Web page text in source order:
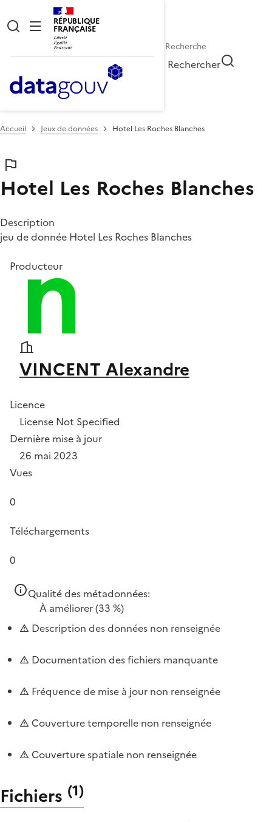
RÉPUBLIQUE
FRANÇAISE
Rechercher
Accueil Jeux de données Hotel Les Roches Blanches
Hotel Les Roches Blanches
Description
jeu de donnée Hotel Les Roches Blanches
Producteur
VINCENT Alexandre
Licence
License Not Specified
Dernière mise à jour
26 mai 2023
Vues
0
Téléchargements
0
Qualité des métadonnées:
À améliorer(33 %)
Description des données non renseignée
Documentation des fichiers manquante
Fréquence de mise à jour non renseignée
Couverture temporelle non renseignée
Couverture spatiale non renseignée
Fichiers (1)